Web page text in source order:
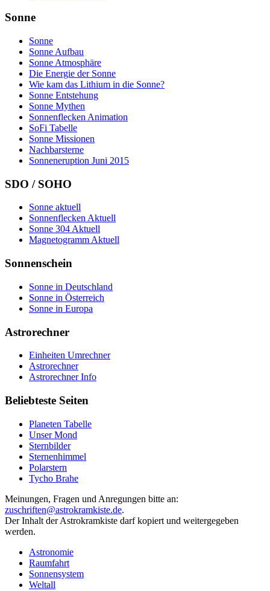
Sonne
Sonne
Sonne Aufbau
Sonne Atmosphäre
Die Energie der Sonne
Wie kam das Lithium in die Sonne?
Sonne Entstehung
Sonne Mythen
Sonnenflecken Animation
SoFi Tabelle
Sonne Missionen
Nachbarsterne
Sonneneruption Juni 2015
SDO / SOHO
Sonne aktuell
Sonnenflecken Aktuell
Sonne 304 Aktuell
Magnetogramm Aktuell
Sonnenschein
Sonne in Deutschland
Sonne in Österreich
Sonne in Europa
Astrorechner
Einheiten Umrechner
Astrorechner
Astrorechner Info
Beliebteste Seiten
Planeten Tabelle
Unser Mond
Sternbilder
Sternenhimmel
Polarstern
Tycho Brahe
Meinungen, Fragen und Anregungen bitte an:
zuschriften@astrokramkiste.de.
Der Inhalt der Astrokramkiste darf kopiert und weitergegeben
werden.
Astronomie
Raumfahrt
Sonnensystem
Weltall